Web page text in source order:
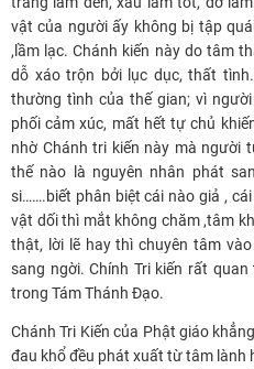
vật của người ấy không bị tập
,lầm lạc. Chánh kiến này do tâm
dỗ xáo trộn bởi lục dục, thất
thường tình của thế gian; vì
phối cảm xúc, mất hết tự chủ
nhờ Chánh tri kiến này mà người
thế nào là nguyên nhân phát
si…….biết phân biệt cái nào giả ,
vật dối thì mắt không chăm ,tâm
thật, lời lẽ hay thì chuyên tâm
sang ngời. Chính Tri kiến rất
trong Tám Thánh Đạo.
Chánh Tri Kiến của Phật giáo
đau khổ đều phát xuất từ tâm lành